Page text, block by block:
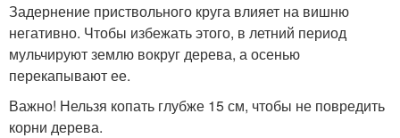
Задернение приствольного круга влияет на вишню
негативно. Чтобы избежать этого, в летний период
мульчируют землю вокруг дерева, а осенью
перекапывают ее.
Важно! Нельзя копать глубже 15 см, чтобы не повредить
корни дерева.